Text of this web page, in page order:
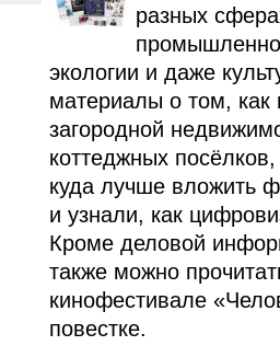
разных
экологии и даже
материалы о том, как
загородной
коттеджных
куда лучше вложить
и узнали, как
Кроме деловой
также можно
кинофестивале
повестке.